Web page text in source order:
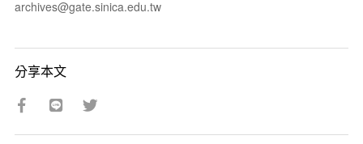
archives@gate.sinica.edu.tw
分享本文